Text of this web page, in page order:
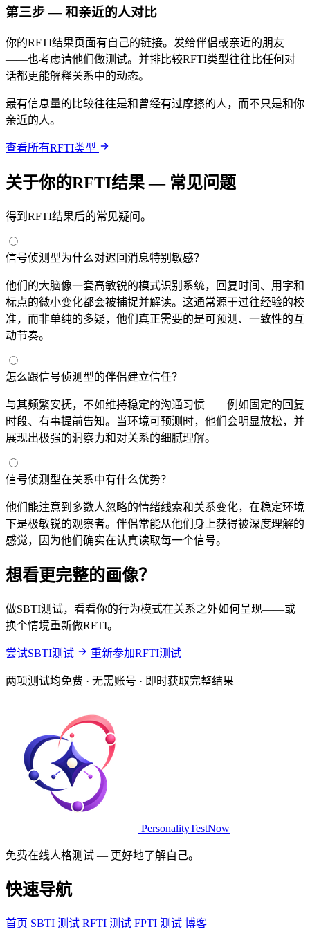
第三步 — 和亲近的人对比
你的RFTI结果页面有自己的链接。发给伴侣或亲近的朋友
——也考虑请他们做测试。并排比较RFTI类型往往比任何对
话都更能解释关系中的动态。
最有信息量的比较往往是和曾经有过摩擦的人，而不只是和你
亲近的人。
查看所有RFTI类型
关于你的RFTI结果 — 常见问题
得到RFTI结果后的常见疑问。
信号侦测型为什么对迟回消息特别敏感？
他们的大脑像一套高敏锐的模式识别系统，回复时间、用字和
标点的微小变化都会被捕捉并解读。这通常源于过往经验的校
准，而非单纯的多疑，他们真正需要的是可预测、一致性的互
动节奏。
怎么跟信号侦测型的伴侣建立信任？
与其频繁安抚，不如维持稳定的沟通习惯——例如固定的回复
时段、有事提前告知。当环境可预测时，他们会明显放松，并
展现出极强的洞察力和对关系的细腻理解。
信号侦测型在关系中有什么优势？
他们能注意到多数人忽略的情绪线索和关系变化，在稳定环境
下是极敏锐的观察者。伴侣常能从他们身上获得被深度理解的
感觉，因为他们确实在认真读取每一个信号。
想看更完整的画像？
做SBTI测试，看看你的行为模式在关系之外如何呈现——或
换个情境重新做RFTI。
尝试SBTI测试 重新参加RFTI测试
两项测试均免费 · 无需账号 · 即时获取完整结果
PersonalityTestNow
免费在线人格测试 — 更好地了解自己。
快速导航
首页 SBTI 测试 RFTI 测试 FPTI 测试 博客